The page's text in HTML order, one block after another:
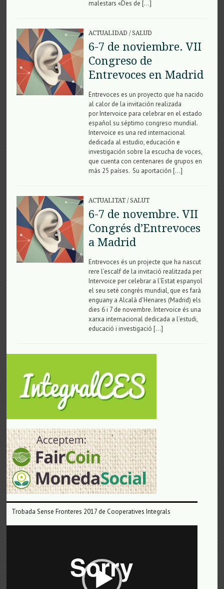
malestars «Des de […]
ACTUALIDAD /SALUD
6-7 de noviembre. VII
Congreso de
Entrevoces en Madrid
Entrevoces es un proyecto que ha nacido
al calor de la invitación realizada
por Intervoice para celebrar en el estado
español su séptimo congreso mundial.
Intervoice es una red internacional
dedicada al estudio, educación e
investigación sobre la escucha de voces,
que cuenta con centenares de grupos en
más 25 países. Su aportación […]
ACTUALITAT/SALUT
6-7 de novembre. VII
Congrés d’Entrevoces
a Madrid
Entrevoces és un projecte que ha nascut
rere l’escalf de la invitació realitzada per
Intervoice per celebrar a l’Estat espanyol
el seu setè congrés mundial, que es farà
enguany a Alcalà d’Henares (Madrid) els
dies 6 i 7 de novembre. Intervoice és una
xarxa internacional dedicada a l’estudi,
educació i investigació […]
Trobada Sense Fronteres 2017 de Cooperatives Integrals